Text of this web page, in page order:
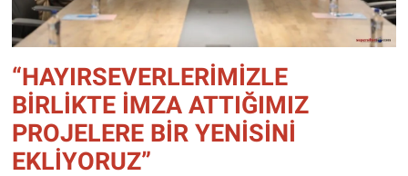
“HAYIRSEVERLERİMİZLE
BİRLİKTE İMZA ATTIĞIMIZ
PROJELERE BİR YENİSİNİ
EKLİYORUZ”